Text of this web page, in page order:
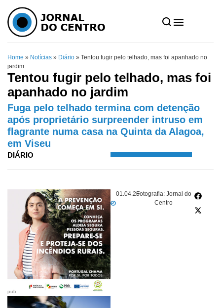
Home » Notícias » Diário » Tentou fugir pelo telhado, mas foi apanhado no
jardim
Tentou fugir pelo telhado, mas foi
apanhado no jardim
Fuga pelo telhado termina com detenção
após proprietário surpreender intruso em
flagrante numa casa na Quinta da Alagoa,
em Viseu
DIÁRIO
01.04.26Fotografia: Jornal do
Centro
pub